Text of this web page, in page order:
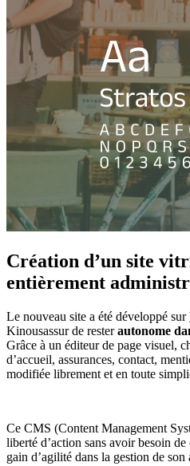
Création d’un site
entièrement
Le nouveau site a été développé sur
Kinousassur de resterautonome
Grâce à un éditeur de page visuel,
d’accueil, assurances, contact,
modifiée librement et en toute
Ce CMS (Content Management
liberté d’action sans avoir besoin
gain d’agilité dans la gestion de son